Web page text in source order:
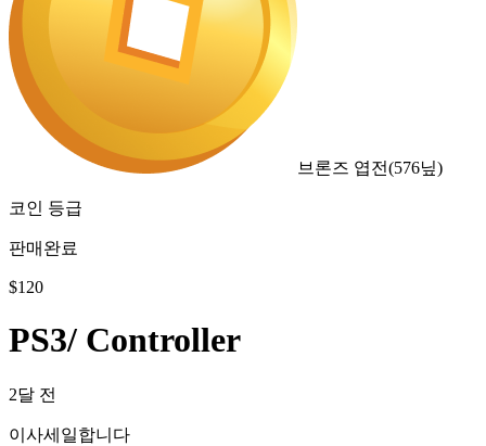
브론즈 엽전(576닢)
코인 등급
판매완료
$120
PS3/ Controller
2달 전
이사세일합니다